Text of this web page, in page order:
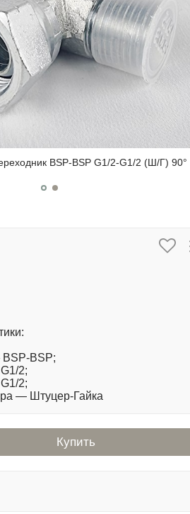
BSP-BSP G1/2-G1/2 (Ш/Г) 90°
BSP;
2;
2;
— Штуцер-Гайка
Купить